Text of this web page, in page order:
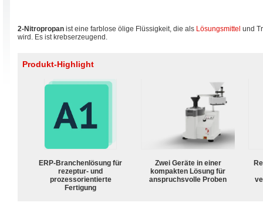
2-Nitropropan ist eine farblose ölige Flüssigkeit, die als Lösungsmittel und
wird. Es ist krebserzeugend.
Produkt-Highlight
ERP-Branchenlösung für
rezeptur- und
prozessorientierte
Fertigung
Zwei Geräte in einer
kompakten Lösung für
anspruchsvolle Proben